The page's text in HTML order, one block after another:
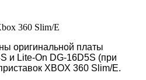
360 Slim/E
оригинальной платы
и Lite-On DG-16D5S (при
XBOX 360 Slim/E.